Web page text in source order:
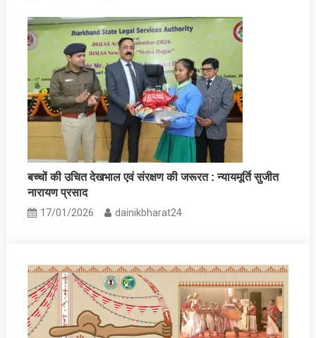
बच्चों की उचित देखभाल एवं संरक्षण की जरूरत : न्यायमूर्ति सुजीत
नारायण प्रसाद
17/01/2026 dainikbharat24